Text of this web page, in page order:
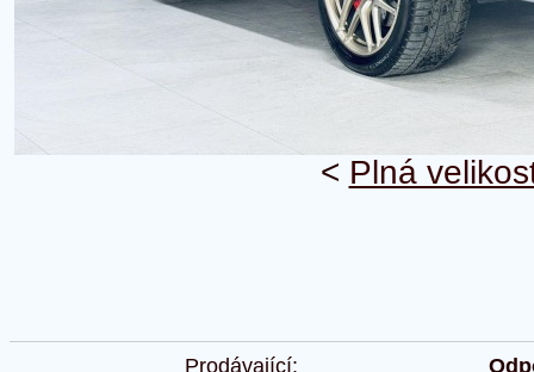
< Plná
Prodávající: